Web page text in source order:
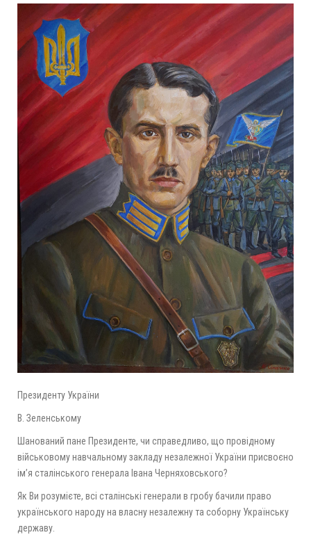
Президенту України
В. Зеленському
Шанований пане Президенте, чи справедливо, що провідному
військовому навчальному закладу незалежної України присвоєно
ім’я сталінського генерала Івана Черняховського?
Як Ви розумієте, всі сталінські генерали в гробу бачили право
українського народу на власну незалежну та соборну Українську
державу.